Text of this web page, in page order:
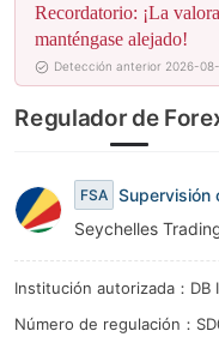
8
9
Recordatorio: ¡La
manténgase alejado!
Detección anterior 2026-
Regulador de
FSA Supervisión
Seychelles
Institución autorizada：DB
Número de regulación：